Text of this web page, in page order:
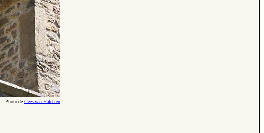
Photo de Cees van Halderen